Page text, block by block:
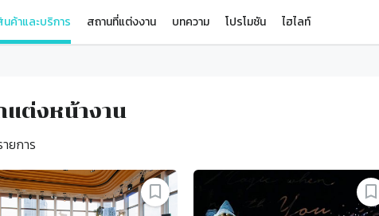
ค้าและบริการ สถานที่แต่งงาน บทความ โปรโมชัน ไฮไลท์
แต่งหน้างาน
ยการ